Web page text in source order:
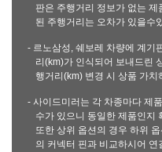
판은 주행거리 정보가 없는
된 주행거리는 오차가 있을수
- 르노삼성, 쉐보레 차량에 계기
리(km)가 인식되어 보내드린
행거리(km) 변경 시 상품 가
- 사이드미러는 각 차종마다 제
수가 있으니 동일한 제품인지
또한 상위 옵션의 경우 하위
의 커넥터 핀과 비교하시어